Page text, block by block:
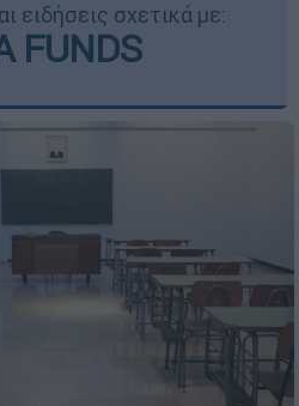
ειδήσεις σχετικά με:
FUNDS